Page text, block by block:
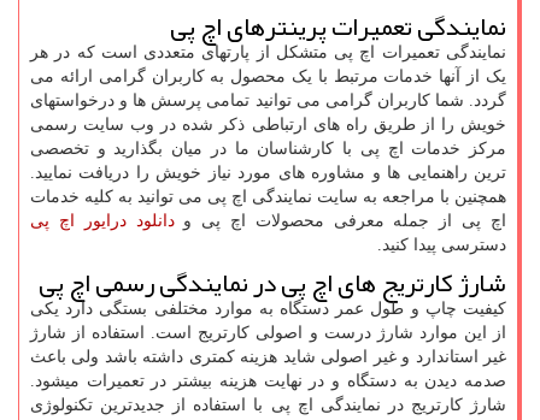
نمایندگی تعمیرات پرینترهای اچ پی
نمایندگی تعمیرات اچ پی متشکل از پارتهای متعددی است که در هر
یک از آنها خدمات مرتبط با یک محصول به کاربران گرامی ارائه می
گردد. شما کاربران گرامی می توانید تمامی پرسش ها و درخواستهای
خویش را از طریق راه های ارتباطی ذکر شده در وب سایت رسمی
مرکز خدمات اچ پی با کارشناسان ما در میان بگذارید و تخصصی
ترین راهنمایی ها و مشاوره های مورد نیاز خویش را دریافت نمایید.
همچنین با مراجعه به سایت نمایندگی اچ پی می توانید به کلیه خدمات
اچ پی از جمله معرفی محصولات اچ پی ودانلود درایور اچ پی
دسترسی پیدا کنید.
شارژ کارتریج های اچ پی در نمایندگی رسمی اچ پی
کیفیت چاپ و طول عمر دستگاه به موارد مختلفی بستگی دارد یکی
از این موارد شارژ درست و اصولی کارتریج است. استفاده از شارژ
غیر استاندارد و غیر اصولی شاید هزینه کمتری داشته باشد ولی باعث
صدمه دیدن به دستگاه و در نهایت هزینه بیشتر در تعمیرات میشود.
شارژ کارتریج در نمایندگی اچ پی با استفاده از جدیدترین تکنولوژی